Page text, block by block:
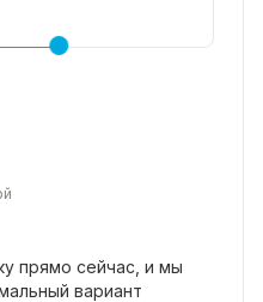
прямо сейчас, и мы
вариант